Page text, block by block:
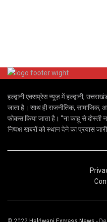
हल्द्वानी एक्सप्रेस न्यूज़ में हल्द्वानी,
जाता है। साथ ही राजनीतिक,
फोकस किया जाता है। "ना काहू से दोस्ती
निष्पक्ष खबरों को स्थान देने का प्रयास